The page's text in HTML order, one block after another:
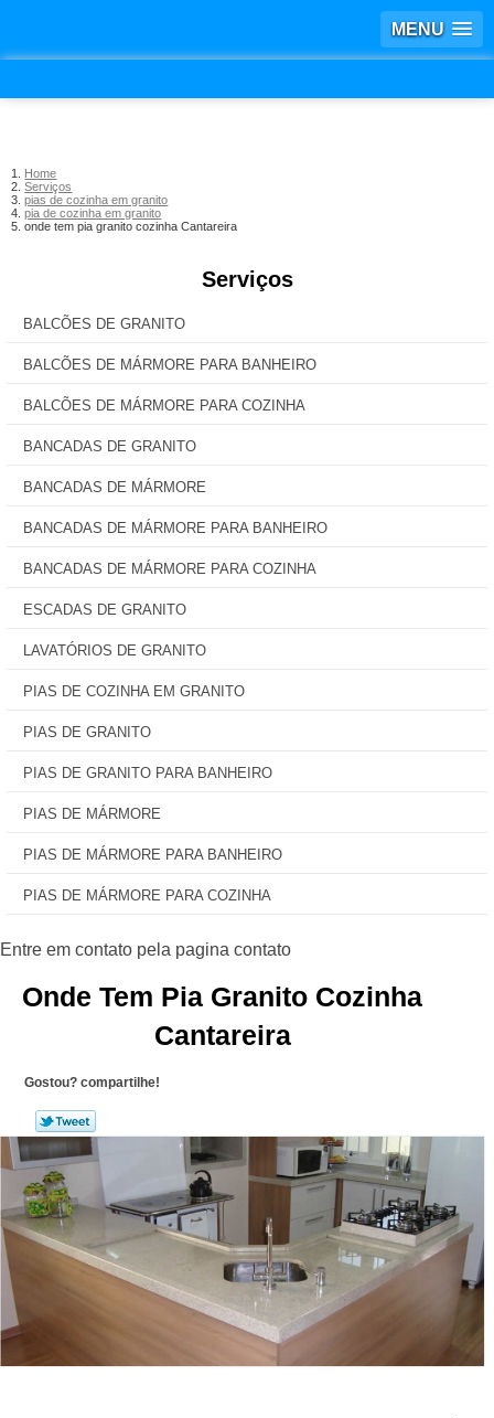
MENU
Home
Serviços
pias de cozinha em granito
pia de cozinha em granito
onde tem pia granito cozinha Cantareira
Serviços
BALCÕES DE GRANITO
BALCÕES DE MÁRMORE PARA BANHEIRO
BALCÕES DE MÁRMORE PARA COZINHA
BANCADAS DE GRANITO
BANCADAS DE MÁRMORE
BANCADAS DE MÁRMORE PARA BANHEIRO
BANCADAS DE MÁRMORE PARA COZINHA
ESCADAS DE GRANITO
LAVATÓRIOS DE GRANITO
PIAS DE COZINHA EM GRANITO
PIAS DE GRANITO
PIAS DE GRANITO PARA BANHEIRO
PIAS DE MÁRMORE
PIAS DE MÁRMORE PARA BANHEIRO
PIAS DE MÁRMORE PARA COZINHA
Onde Tem Pia Granito Cozinha
Cantareira
Gostou? compartilhe!